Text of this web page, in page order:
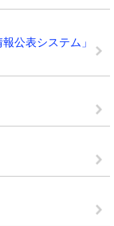
公表システム」